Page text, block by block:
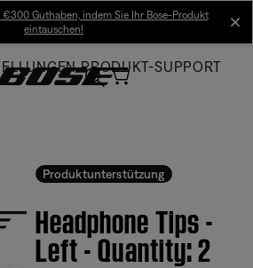
€300 Guthaben, indem Sie Ihr Bose-Produkt
eintauschen!
PRODUKT-SUPPORT
Produktunterstützung
Headphone Tips -
Left - Quantity: 2